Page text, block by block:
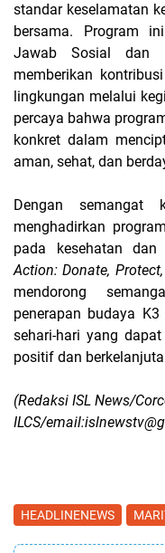
standar keselamatan
bersama. Program
Jawab Sosial dan
memberikan
lingkungan melalui
percaya bahwa
konkret dalam
aman, sehat, dan
Dengan semangat
menghadirkan
pada kesehatan dan
Action: Donate,
mendorong
penerapan budaya
sehari-hari yang
positif dan
(Redaksi ISL News/
ILCS/
HEADLINENEWS